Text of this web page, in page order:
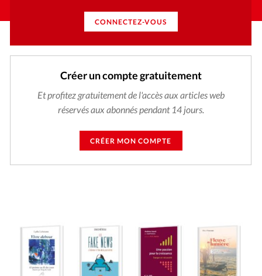
Tour du monde des Eglises
Vie Intérieure
CONNECTEZ-VOUS
Créer un compte gratuitement
Et profitez gratuitement de l'accès aux articles web
réservés aux abonnés pendant 14 jours.
CRÉER MON COMPTE